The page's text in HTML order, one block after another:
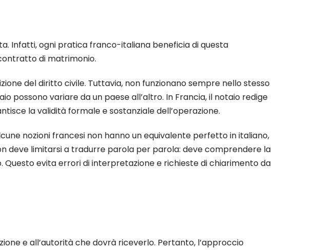
Infatti, ogni pratica franco-italiana beneficia di questa
di matrimonio.
del diritto civile. Tuttavia, non funzionano sempre nello stesso
variare da un paese all’altro. In Francia, il notaio redige
la validità formale e sostanziale dell’operazione.
nozioni francesi non hanno un equivalente perfetto in italiano,
deve limitarsi a tradurre parola per parola: deve comprendere la
Questo evita errori di interpretazione e richieste di chiarimento da
e all’autorità che dovrà riceverlo. Pertanto, l’approccio